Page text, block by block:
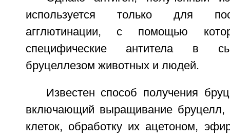
используется только для
агглютинации, с помощью
специфические антитела в
бруцеллезом животных и людей.
Известен способ получения
включающий выращивание бруцелл,
клеток, обработку их ацетоном,